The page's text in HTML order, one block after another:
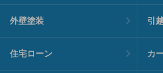
外壁塗装 引
住宅ローン カ